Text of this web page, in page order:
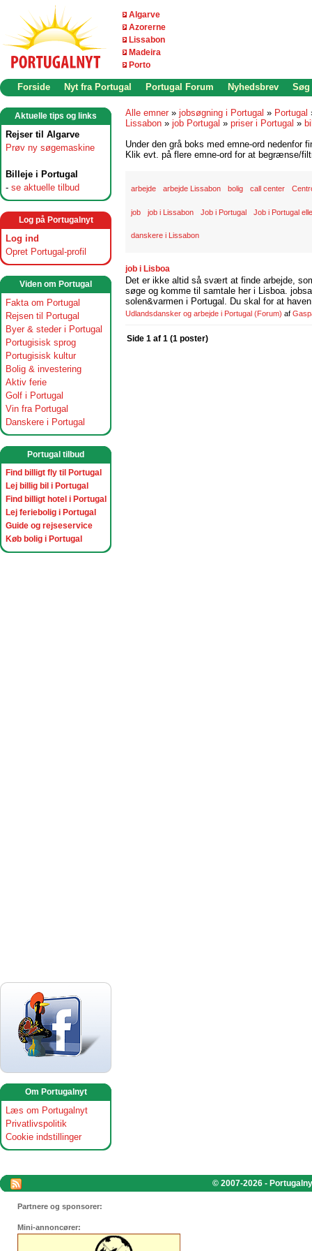
Algarve
Azorerne
Lissabon
Madeira
Porto
Forside Nyt fra Portugal Portugal Forum Nyhedsbrev Søg
Aktuelle tips og links
Rejser til Algarve
Prøv ny søgemaskine
Billeje i Portugal
- se aktuelle tilbud
Log på Portugalnyt
Log ind
Opret Portugal-profil
Viden om Portugal
Fakta om Portugal
Rejsen til Portugal
Byer & steder i Portugal
Portugisisk sprog
Portugisisk kultur
Bolig & investering
Aktiv ferie
Golf i Portugal
Vin fra Portugal
Danskere i Portugal
Portugal tilbud
Find billigt fly til Portugal
Lej billig bil i Portugal
Find billigt hotel i Portugal
Lej feriebolig i Portugal
Guide og rejseservice
Køb bolig i Portugal
Om Portugalnyt
Læs om Portugalnyt
Privatlivspolitik
Cookie indstillinger
Alle emner » jobsøgning i Portugal » Portugal
Lissabon » job Portugal » priser i Portugal »
Under den grå boks med emne-ord nedenfor
Klik evt. på flere emne-ord for at begrænse/
arbejde arbejde Lissabon bolig call center
job job i Lissabon Job i Portugal Job i Portugal
danskere i Lissabon
job i Lisboa
Det er ikke altid så svært at finde arbejde,
søge og komme til samtale her i Lisboa.
solen&varmen i Portugal. Du skal for at
Udlandsdansker og arbejde i Portugal (Forum) af
Side 1 af 1 (1 poster)
© 2007-2026 -
Partnere og sponsorer:
Mini-annoncører: